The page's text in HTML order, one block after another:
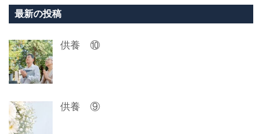
ビ
ー
シ
ョ
ン
最新の投稿
供養 ⑩
供養 ⑨